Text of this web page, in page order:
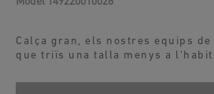
Calça gran, els nostres equips de
que triïs una talla menys a